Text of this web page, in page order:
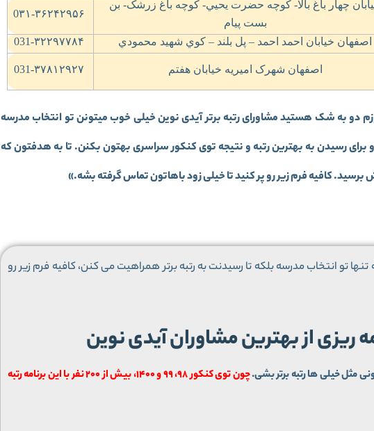
چهار باغ بالا- کوچه حضرت يحيي- کوچه باغ زرشک- بن
بست پيام
0۳۱-۳۶۲۴۲۹۵۶
اصفهان خيابان احمد احمد – پل بلند – کوي شهيد محمودي
031-۳۲۲۹۷۷۸۴
اصفهان شهرک اميريه خيابان هفتم 031-۳۷۸۱۲۹۲۷
دو به شک هستید مشاورای رتبه برتر آیدی نوین خیلی خوب میتونن تو انتخاب مدرسه
برای رسیدن به بهترین رتبه و نتیجه توی کنکور سراسری بهتون بکنن. تا به هدفتون که
کافیه فرم زیر رو پر کنید تا خیلی زود باهاتون تماس گرفته بشه.»
تو انتخاب مدرسه بلکه تا رسیدنت به رتبه برتر همراهیت می کنن، کافیه فرم زیر رو
ریزی از بهترین مشاوران آیدی نوین
مثل خیلی ها رتبه برتر بشی.
چون توی کنکور 98، 99 و 1400، بیش از 200 نفر با این برنامه رتبه